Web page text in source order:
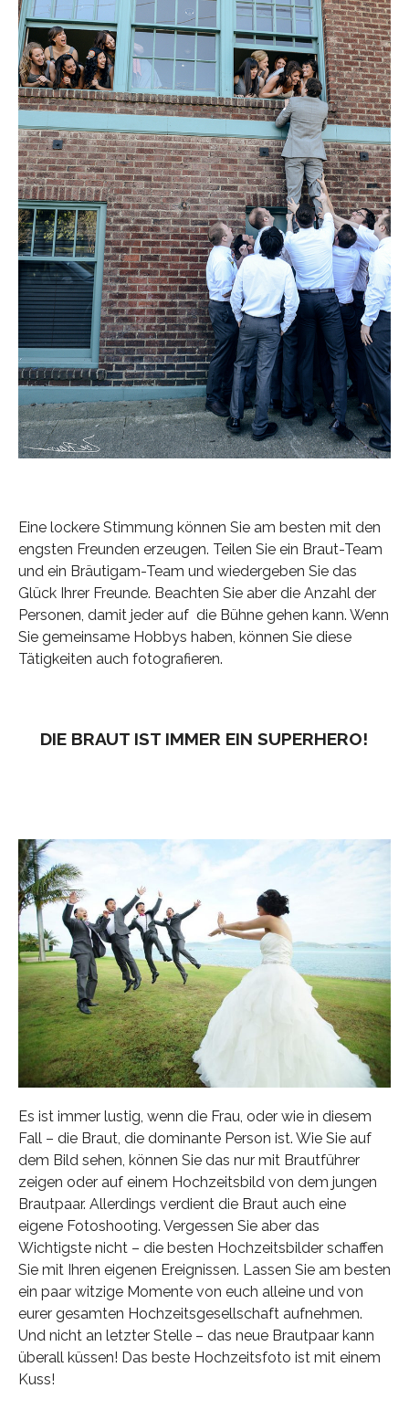
Eine lockere Stimmung können Sie am besten mit den
engsten Freunden erzeugen. Teilen Sie ein Braut-Team
und ein Bräutigam-Team und wiedergeben Sie das
Glück Ihrer Freunde. Beachten Sie aber die Anzahl der
Personen, damit jeder auf die Bühne gehen kann. Wenn
Sie gemeinsame Hobbys haben, können Sie diese
Tätigkeiten auch fotografieren.
DIE BRAUT IST IMMER EIN SUPERHERO!
Es ist immer lustig, wenn die Frau, oder wie in diesem
Fall – die Braut, die dominante Person ist. Wie Sie auf
dem Bild sehen, können Sie das nur mit Brautführer
zeigen oder auf einem Hochzeitsbild von dem jungen
Brautpaar. Allerdings verdient die Braut auch eine
eigene Fotoshooting. Vergessen Sie aber das
Wichtigste nicht – die besten Hochzeitsbilder schaffen
Sie mit Ihren eigenen Ereignissen. Lassen Sie am besten
ein paar witzige Momente von euch alleine und von
eurer gesamten Hochzeitsgesellschaft aufnehmen.
Und nicht an letzter Stelle – das neue Brautpaar kann
überall küssen! Das beste Hochzeitsfoto ist mit einem
Kuss!